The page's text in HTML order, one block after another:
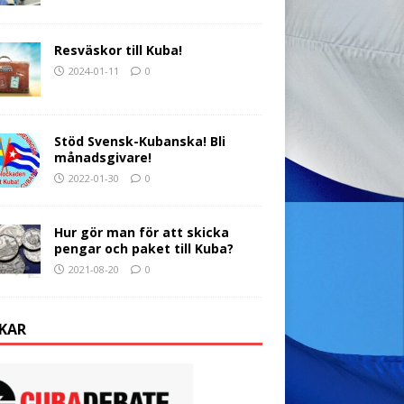
Resväskor till Kuba!
2024-01-11 0
Stöd Svensk-Kubanska! Bli
månadsgivare!
2022-01-30 0
Hur gör man för att skicka
pengar och paket till Kuba?
2021-08-20 0